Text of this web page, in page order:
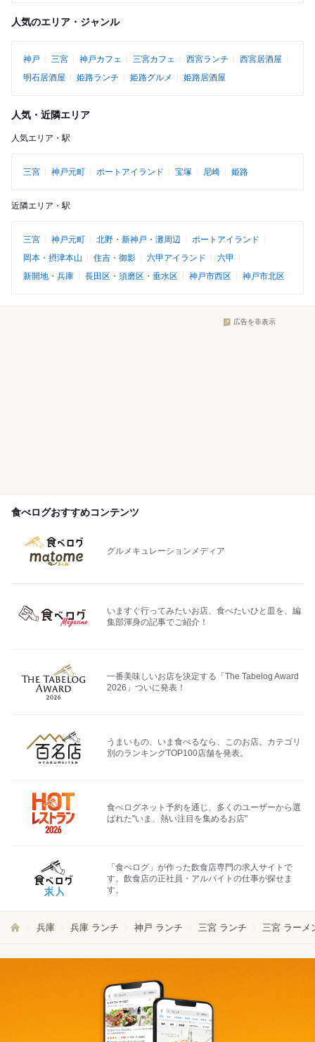
人気のエリア・ジャンル
神戸 三宮 神戸カフェ 三宮カフェ 西宮ランチ
西宮居酒屋
明石居酒屋
姫路ランチ 姫路グルメ 姫路居酒屋
人気・近隣エリア
人気エリア・駅
三宮 神戸元町 ポートアイランド 宝塚 尼崎 姫路
近隣エリア・駅
三宮 神戸元町 北野・新神戸・灘周辺
ポートアイランド
岡本・摂津本山
住吉・御影 六甲アイランド
六甲
新開地・兵庫
長田区・須磨区・垂水区 神戸市西区 神戸市北区
広告を非表示
食べログおすすめコンテンツ
グルメキュレーションメディア
いますぐ行ってみたいお店、食べたいひと皿を、編
集部渾身の記事でご紹介！
一番美味しいお店を決定する「The Tabelog Award
2026」ついに発表！
うまいもの、いま食べるなら、このお店。カテゴリ
別のランキングTOP100店舗を発表。
食べログネット予約を通じ、多くのユーザーから選
ばれた"いま、熱い注目を集めるお店"
「食べログ」が作った飲食店専門の求人サイトで
す。飲食店の正社員・アルバイトの仕事が探せま
す。
兵庫 兵庫 ランチ 神戸 ランチ 三宮 ランチ 三宮 ラーメ